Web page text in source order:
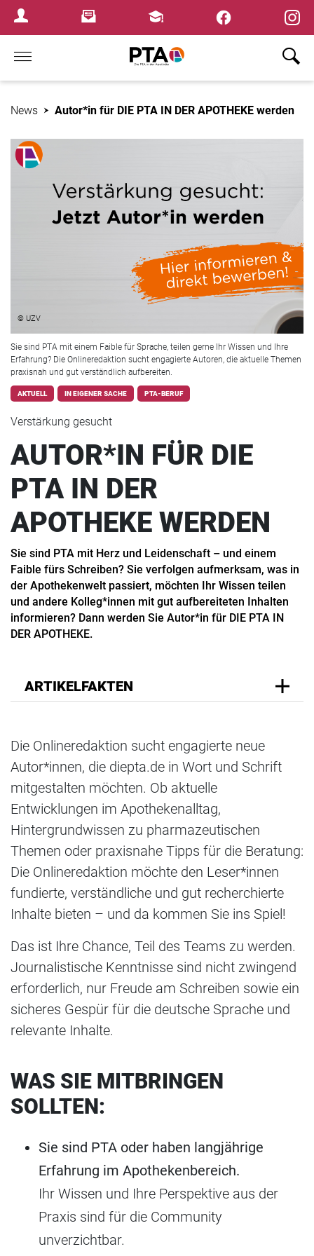
Login MenuNewsletterFortbildungen
Home
News Autor*in für DIE PTA IN DER APOTHEKE werden
© UZV
Sie sind PTA mit einem Faible für Sprache, teilen gerne Ihr Wissen und Ihre
Erfahrung? Die Onlineredaktion sucht engagierte Autoren, die aktuelle Themen
praxisnah und gut verständlich aufbereiten.
AKTUELL IN EIGENER SACHE PTA-BERUF
Verstärkung gesucht
AUTOR*IN FÜR DIE
PTA IN DER
APOTHEKE WERDEN
Sie sind PTA mit Herz und Leidenschaft – und einem
Faible fürs Schreiben? Sie verfolgen aufmerksam, was in
der Apothekenwelt passiert, möchten Ihr Wissen teilen
und andere Kolleg*innen mit gut aufbereiteten Inhalten
informieren? Dann werden Sie Autor*in für DIE PTA IN
DER APOTHEKE.
ARTIKELFAKTEN
Die Onlineredaktion sucht engagierte neue
Autor*innen, die diepta.de in Wort und Schrift
mitgestalten möchten. Ob aktuelle
Entwicklungen im Apothekenalltag,
Hintergrundwissen zu pharmazeutischen
Themen oder praxisnahe Tipps für die Beratung:
Die Onlineredaktion möchte den Leser*innen
fundierte, verständliche und gut recherchierte
Inhalte bieten – und da kommen Sie ins Spiel!
Das ist Ihre Chance, Teil des Teams zu werden.
Journalistische Kenntnisse sind nicht zwingend
erforderlich, nur Freude am Schreiben sowie ein
sicheres Gespür für die deutsche Sprache und
relevante Inhalte.
WAS SIE MITBRINGEN
SOLLTEN:
Sie sind PTA oder haben langjährige
Erfahrung im Apothekenbereich.
Ihr Wissen und Ihre Perspektive aus der
Praxis sind für die Community
unverzichtbar.
×